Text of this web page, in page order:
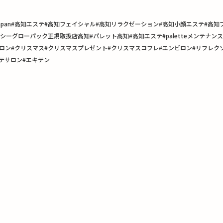
高知エステ#高知フェイシャル#高知リラクゼーション#高知小顔エステ#高
ーグローパック正規取扱店高知#パレット高知#高知エステ#paletteメンテナン
リスマス#クリスマスプレゼント#クリスマスコフレ#エンビロン#リフレク
サロン#エキテン